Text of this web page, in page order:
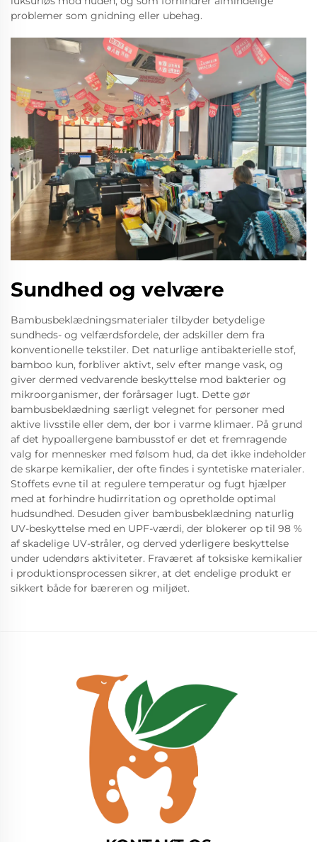
problemer som gnidning eller ubehag.
Sundhed og velvære
Bambusbeklædningsmaterialer tilbyder betydelige
sundheds- og velfærdsfordele, der adskiller dem fra
konventionelle tekstiler. Det naturlige antibakterielle stof,
bamboo kun, forbliver aktivt, selv efter mange vask, og
giver dermed vedvarende beskyttelse mod bakterier og
mikroorganismer, der forårsager lugt. Dette gør
bambusbeklædning særligt velegnet for personer med
aktive livsstile eller dem, der bor i varme klimaer. På grund
af det hypoallergene bambusstof er det et fremragende
valg for mennesker med følsom hud, da det ikke indeholder
de skarpe kemikalier, der ofte findes i syntetiske materialer.
Stoffets evne til at regulere temperatur og fugt hjælper
med at forhindre hudirritation og opretholde optimal
hudsundhed. Desuden giver bambusbeklædning naturlig
UV-beskyttelse med en UPF-værdi, der blokerer op til 98 %
af skadelige UV-stråler, og derved yderligere beskyttelse
under udendørs aktiviteter. Fraværet af toksiske kemikalier
i produktionsprocessen sikrer, at det endelige produkt er
sikkert både for bæreren og miljøet.